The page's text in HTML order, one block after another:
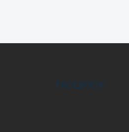
FACEBOOK